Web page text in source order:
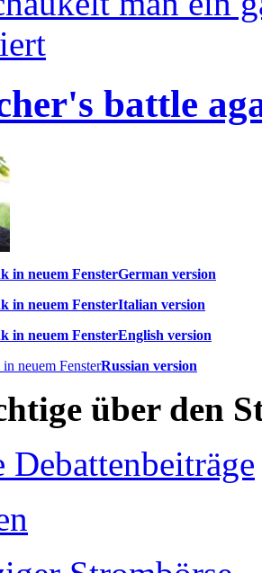
battle
German version
Italian version
English version
Russian version
über den
Debattenbeiträge